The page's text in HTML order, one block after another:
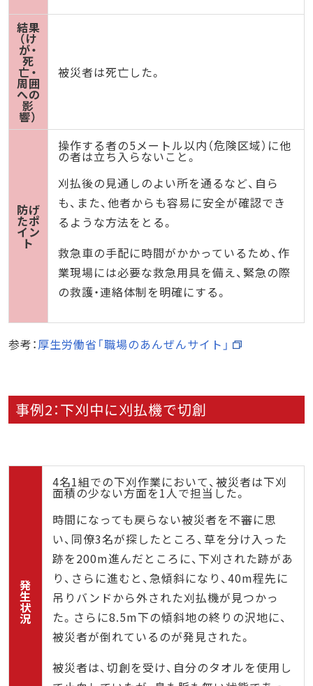
結果
（け
が・
死
亡・
周囲
への
影
響）
被災者は死亡した。
防げ
たポ
イン
ト
操作する者の5メートル以内（危険区域）に他
の者は立ち入らないこと。
刈払後の見通しのよい所を通るなど、自ら
も、また、他者からも容易に安全が確認でき
るような方法をとる。
救急車の手配に時間がかかっているため、作
業現場には必要な救急用具を備え、緊急の際
の救護・連絡体制を明確にする。
参考：厚生労働省「職場のあんぜんサイト」
事例2：下刈中に刈払機で切創
発
生
状
況
4名1組での下刈作業において、被災者は下刈
面積の少ない方面を1人で担当した。
時間になっても戻らない被災者を不審に思
い、同僚3名が探したところ、草を分け入った
跡を200m進んだところに、下刈された跡があ
り、さらに進むと、急傾斜になり、40m程先に
吊りバンドから外された刈払機が見つかっ
た。さらに8.5m下の傾斜地の終りの沢地に、
被災者が倒れているのが発見された。
被災者は、切創を受け、自分のタオルを使用し